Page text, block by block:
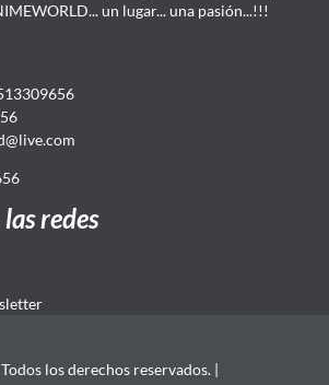
un lugar... una pasión...!!!
@live.com
redes
los derechos reservados. |